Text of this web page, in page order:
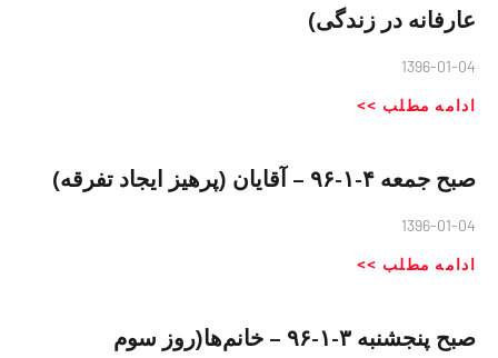
عارفانه در زندگی)
1396-01-04
ادامه مطلب >>
صبح جمعه ۴-١-٩۶ – آقایان (پرهيز ايجاد تفرقه)
1396-01-04
ادامه مطلب >>
صبح پنجشنبه ٣-١-٩۶ – خانم‌ها(روز سوم